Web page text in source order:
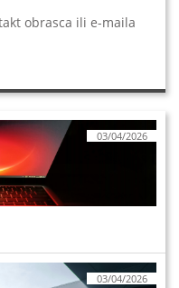
obrasca ili e-maila
03/04/2026
03/04/2026